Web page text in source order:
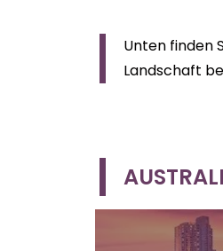
Unten finden
Landschaft